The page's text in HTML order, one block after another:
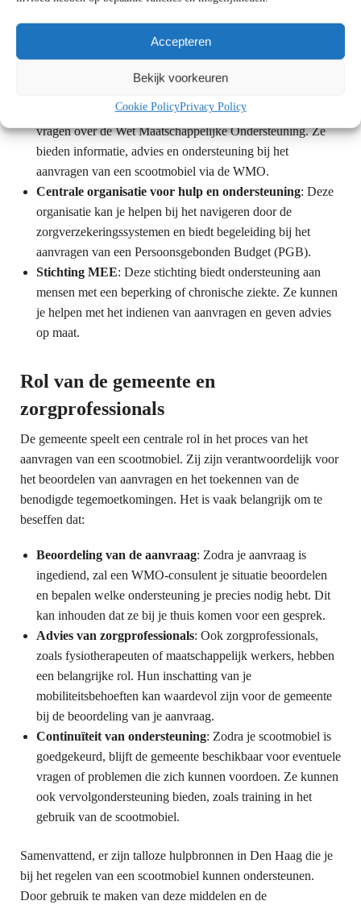
Accepteren
Bekijk voorkeuren
Cookie PolicyPrivacy Policy
begeleiden bij de aanvraag van een scootmobiel of het
enkele belangrijke bronnen:
WMO-loket Den Haag: Dit is je eerste aanspreekpunt voor
vragen over de Wet Maatschappelijke Ondersteuning. Ze
bieden informatie, advies en ondersteuning bij het
aanvragen van een scootmobiel via de WMO.
Centrale organisatie voor hulp en ondersteuning: Deze
organisatie kan je helpen bij het navigeren door de
zorgverzekeringssystemen en biedt begeleiding bij het
aanvragen van een Persoonsgebonden Budget (PGB).
Stichting MEE: Deze stichting biedt ondersteuning aan
mensen met een beperking of chronische ziekte. Ze kunnen
je helpen met het indienen van aanvragen en geven advies
op maat.
Rol van de gemeente en
zorgprofessionals
De gemeente speelt een centrale rol in het proces van het
aanvragen van een scootmobiel. Zij zijn verantwoordelijk voor
het beoordelen van aanvragen en het toekennen van de
benodigde tegemoetkomingen. Het is vaak belangrijk om te
beseffen dat:
Beoordeling van de aanvraag: Zodra je aanvraag is
ingediend, zal een WMO-consulent je situatie beoordelen
en bepalen welke ondersteuning je precies nodig hebt. Dit
kan inhouden dat ze bij je thuis komen voor een gesprek.
Advies van zorgprofessionals: Ook zorgprofessionals,
zoals fysiotherapeuten of maatschappelijk werkers, hebben
een belangrijke rol. Hun inschatting van je
mobiliteitsbehoeften kan waardevol zijn voor de gemeente
bij de beoordeling van je aanvraag.
Continuïteit van ondersteuning: Zodra je scootmobiel is
goedgekeurd, blijft de gemeente beschikbaar voor eventuele
vragen of problemen die zich kunnen voordoen. Ze kunnen
ook vervolgondersteuning bieden, zoals training in het
gebruik van de scootmobiel.
Samenvattend, er zijn talloze hulpbronnen in Den Haag die je
bij het regelen van een scootmobiel kunnen ondersteunen.
Door gebruik te maken van deze middelen en de